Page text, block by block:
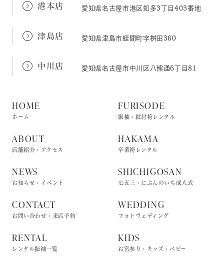
港本店 愛知県名古屋市港区知多3丁目403番地
津島店 愛知県津島市蛭間町字桝田360
中川店 愛知県名古屋市中川区八熊通6丁目81
HOME
ホーム
ABOUT
店舗紹介・アクセス
NEWS
お知らせ・イベント
CONTACT
お問い合わせ・来店予約
RENTAL
レンタル振袖一覧
FURISODE
振袖・紋付袴レンタル
HAKAMA
卒業袴レンタル
SHICHIGOSAN
七五三・にぶんのいち成人式
WEDDING
フォトウェディング
KIDS
お宮参り・キッズ・ベビー